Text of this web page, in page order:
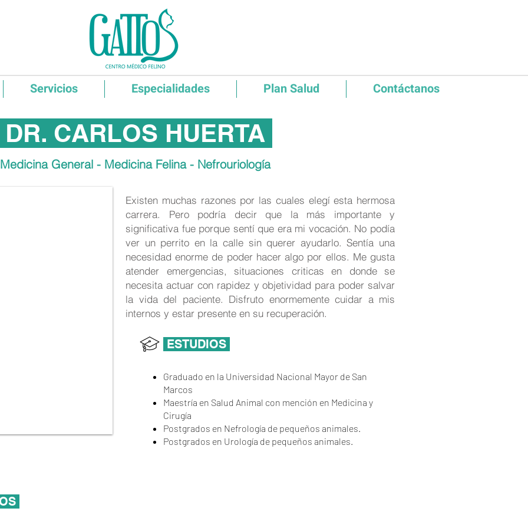
Servicios Especialidades Plan Salud Contáctanos
CARLOS HUERTA
Medicina General - Medicina Felina - Nefrouriología
Existen muchas razones por las cuales elegí esta hermosa
carrera. Pero podría decir que la más importante y
significativa fue porque sentí que era mi vocación. No podía
ver un perrito en la calle sin querer ayudarlo. Sentía una
necesidad enorme de poder hacer algo por ellos. Me gusta
atender emergencias, situaciones criticas en donde se
necesita actuar con rapidez y objetividad para poder salvar
la vida del paciente. Disfruto enormemente cuidar a mis
internos y estar presente en su recuperación.
ESTUDIOS
Graduado en la Universidad Nacional Mayor de San
Marcos
Maestría en Salud Animal con mención en Medicina y
Cirugía
Postgrados en Nefrología de pequeños animales.
Postgrados en Urología de pequeños animales.